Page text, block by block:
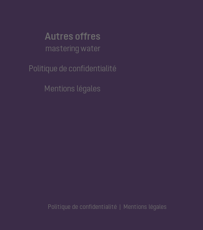
Autres offres
mastering water
Politique de confidentialité
Mentions légales
Politique de confidentialité Mentions légales